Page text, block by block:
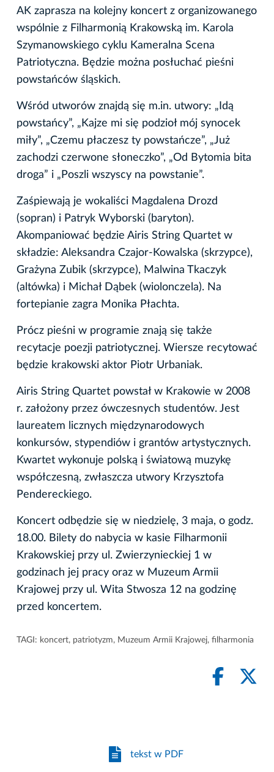
AK zaprasza na kolejny koncert z organizowanego
wspólnie z Filharmonią Krakowską im. Karola
Szymanowskiego cyklu Kameralna Scena
Patriotyczna. Będzie można posłuchać pieśni
powstańców śląskich.
Wśród utworów znajdą się m.in. utwory: „Idą
powstańcy”, „Kajze mi się podzioł mój synocek
miły”, „Czemu płaczesz ty powstańcze”, „Już
zachodzi czerwone słoneczko”, „Od Bytomia bita
droga” i „Poszli wszyscy na powstanie”.
Zaśpiewają je wokaliści Magdalena Drozd
(sopran) i Patryk Wyborski (baryton).
Akompaniować będzie Airis String Quartet w
składzie: Aleksandra Czajor-Kowalska (skrzypce),
Grażyna Zubik (skrzypce), Malwina Tkaczyk
(altówka) i Michał Dąbek (wiolonczela). Na
fortepianie zagra Monika Płachta.
Prócz pieśni w programie znają się także
recytacje poezji patriotycznej. Wiersze recytować
będzie krakowski aktor Piotr Urbaniak.
Airis String Quartet powstał w Krakowie w 2008
r. założony przez ówczesnych studentów. Jest
laureatem licznych międzynarodowych
konkursów, stypendiów i grantów artystycznych.
Kwartet wykonuje polską i światową muzykę
współczesną, zwłaszcza utwory Krzysztofa
Pendereckiego.
Koncert odbędzie się w niedzielę, 3 maja, o godz.
18.00. Bilety do nabycia w kasie Filharmonii
Krakowskiej przy ul. Zwierzynieckiej 1 w
godzinach jej pracy oraz w Muzeum Armii
Krajowej przy ul. Wita Stwosza 12 na godzinę
przed koncertem.
TAGI: koncert, patriotyzm, Muzeum Armii Krajowej, filharmonia
tekst w PDF